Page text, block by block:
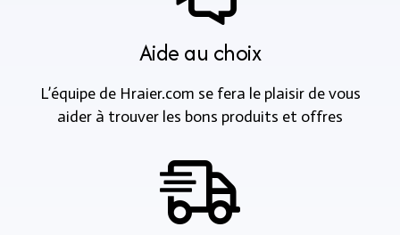
Aide au choix
L’équipe de Hraier.com se fera le plaisir de vous
aider à trouver les bons produits et offres